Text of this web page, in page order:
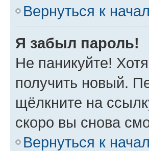
Вернуться к
Я забыл пароль!
Не паникуйте!
получить новый.
щёлкните на
скоро вы снова
Вернуться к